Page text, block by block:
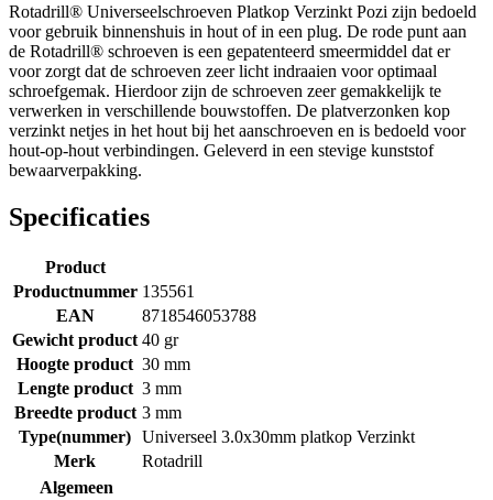
Rotadrill® Universeelschroeven Platkop Verzinkt Pozi zijn bedoeld
voor gebruik binnenshuis in hout of in een plug. De rode punt aan
de Rotadrill® schroeven is een gepatenteerd smeermiddel dat er
voor zorgt dat de schroeven zeer licht indraaien voor optimaal
schroefgemak. Hierdoor zijn de schroeven zeer gemakkelijk te
verwerken in verschillende bouwstoffen. De platverzonken kop
verzinkt netjes in het hout bij het aanschroeven en is bedoeld voor
hout-op-hout verbindingen. Geleverd in een stevige kunststof
bewaarverpakking.
Specificaties
Product
Productnummer 135561
EAN
8718546053788
Gewicht product 40 gr
Hoogte product 30 mm
Lengte product 3 mm
Breedte product 3 mm
Type(nummer) Universeel 3.0x30mm platkop Verzinkt
Merk
Rotadrill
Algemeen